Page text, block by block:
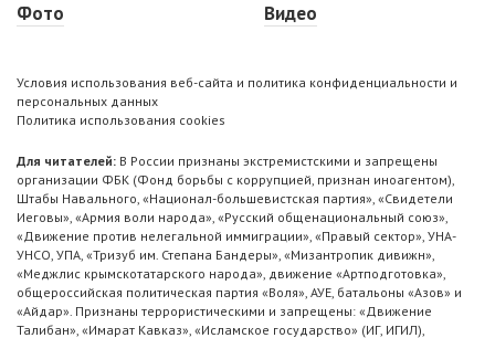
Фото
Видео
Условия использования веб-сайта и политика конфиденциальности и
персональных данных
Политика использования cookies
Для читателей: В России признаны экстремистскими и запрещены
организации ФБК (Фонд борьбы с коррупцией, признан иноагентом),
Штабы Навального, «Национал-большевистская партия», «Свидетели
Иеговы», «Армия воли народа», «Русский общенациональный союз»,
«Движение против нелегальной иммиграции», «Правый сектор», УНА-
УНСО, УПА, «Тризуб им. Степана Бандеры», «Мизантропик дивижн»,
«Меджлис крымскотатарского народа», движение «Артподготовка»,
общероссийская политическая партия «Воля», АУЕ, батальоны «Азов» и
«Айдар». Признаны террористическими и запрещены: «Движение
Талибан», «Имарат Кавказ», «Исламское государство» (ИГ, ИГИЛ),